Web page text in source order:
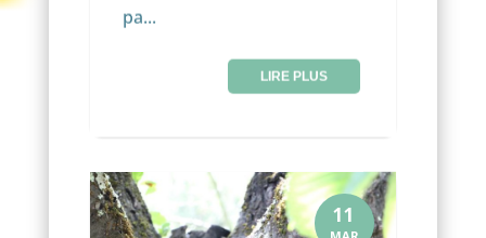
pa...
LIRE PLUS
11
MAR